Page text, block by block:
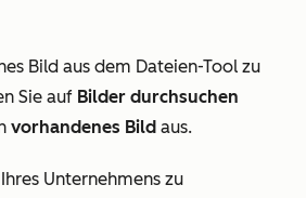
Bild aus dem Dateien-Tool zu
Sie auf Bilder durchsuchen
vorhandenes Bild aus.
Unternehmens zu